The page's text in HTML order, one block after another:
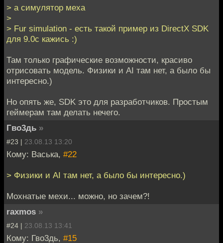
> а симулятор меха
>
> Fur simulation - есть такой пример из DirectX SDK
для 9.0с кажись :)
Там только графические возможности, красиво
отрисовать модель. Физики и AI там нет, а было бы
интересно.)
Но опять же, SDK это для разработчиков. Простым
геймерам там делать нечего.
Гво3дь »
#23 | 23.08.13 13:20
Кому: Васька, #22
> Физики и AI там нет, а было бы интересно.)
Мохнатые мехи... можно, но зачем?!
raxmos »
#24 | 23.08.13 13:41
Кому: Гво3дь, #15